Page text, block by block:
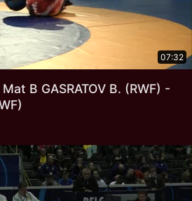
07:32
B GASRATOV B. (RWF) -